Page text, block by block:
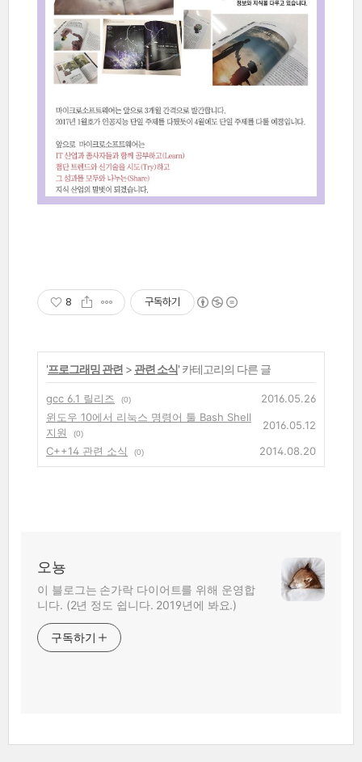
8 구독하기
'프로그래밍 관련 > 관련 소식' 카테고리의 다른 글
gcc 6.1 릴리즈 (0)
2016.05.26
윈도우 10에서 리눅스 명령어 툴 Bash Shell
지원
(0)
2016.05.12
C++14 관련 소식
(0) 2014.08.20
오뇽
이 블로그는 손가락 다이어트를 위해 운영합
니다. (2년 정도 쉽니다. 2019년에 봐요.)
구독하기